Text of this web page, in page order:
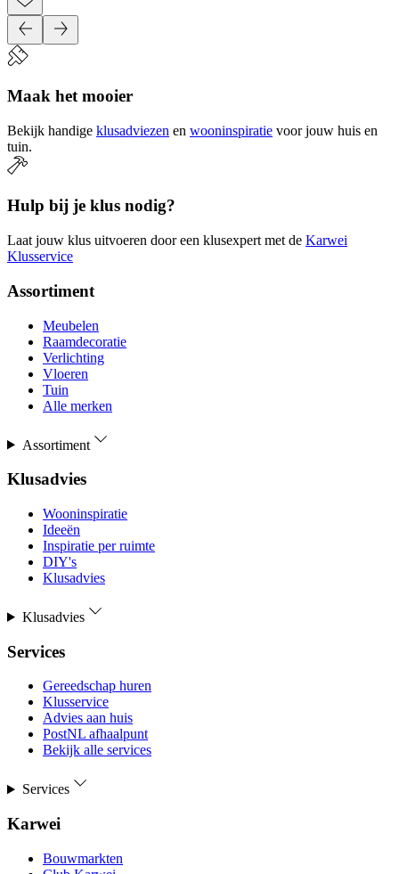
Maak het mooier
Bekijk handige klusadviezen en wooninspiratie voor jouw huis en
tuin.
Hulp bij je klus nodig?
Laat jouw klus uitvoeren door een klusexpert met de Karwei
Klusservice
Assortiment
Meubelen
Raamdecoratie
Verlichting
Vloeren
Tuin
Alle merken
Assortiment
Klusadvies
Wooninspiratie
Ideeën
Inspiratie per ruimte
DIY's
Klusadvies
Klusadvies
Services
Gereedschap huren
Klusservice
Advies aan huis
PostNL afhaalpunt
Bekijk alle services
Services
Karwei
Bouwmarkten